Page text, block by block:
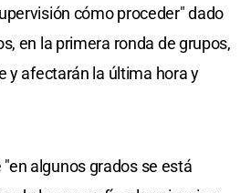
cómo proceder" dado
en la primera ronda de grupos,
y afectarán la última hora y
algunos grados se está